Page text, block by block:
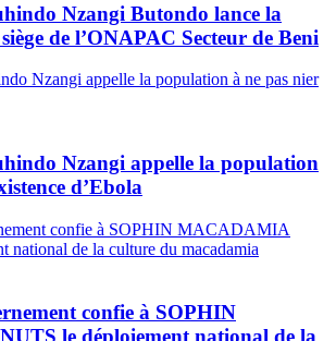
Nzangi Butondo lance la
de l’ONAPAC Secteur de Beni
Nzangi appelle la population
d’Ebola
confie à SOPHIN